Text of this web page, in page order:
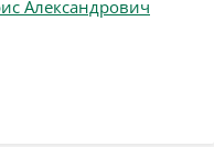
Александрович